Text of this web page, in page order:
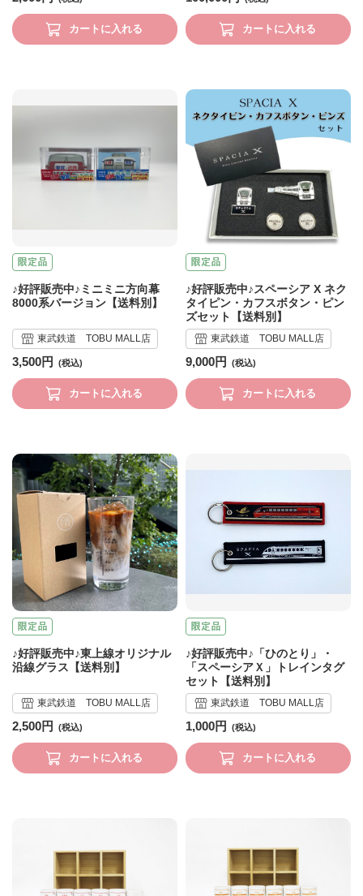
カートに入れる カートに入れる
♪好評販売中♪ミニミニ方向幕
8000系バージョン【送料別】
東武鉄道 TOBU MALL店
3,500円
カートに入れる
♪好評販売中♪スペーシア X ネク
タイピン・カフスボタン・ピン
ズセット【送料別】
東武鉄道 TOBU MALL店
9,000円
カートに入れる
♪好評販売中♪東上線オリジナル
沿線グラス【送料別】
東武鉄道 TOBU MALL店
2,500円
カートに入れる
♪好評販売中♪「ひのとり」・
「スペーシアＸ」トレインタグ
セット【送料別】
東武鉄道 TOBU MALL店
1,000円
カートに入れる